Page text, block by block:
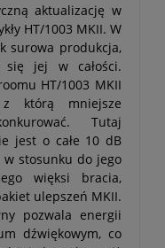
aktualizację w
HT/1003 MKII. W
surowa produkcja,
jej w całości.
HT/1003 MKII
z którą mniejsze
Tutaj
jest o całe 10 dB
w stosunku do jego
więksi bracia,
ulepszeń MKII.
pozwala energii
dźwiękowym, co